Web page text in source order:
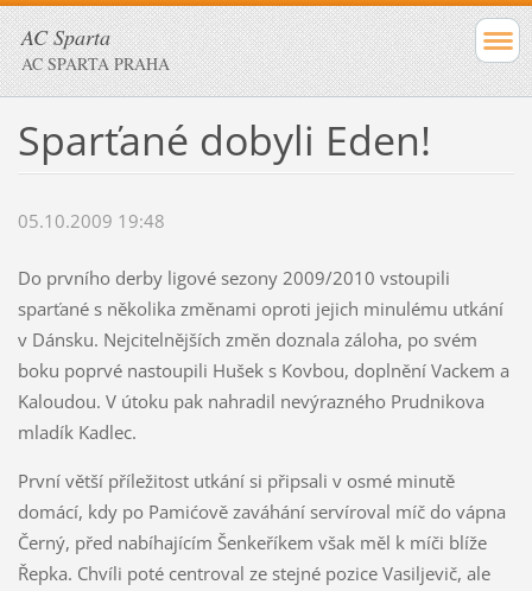
AC Sparta
AC SPARTA PRAHA
Sparťané dobyli Eden!
05.10.2009 19:48
Do prvního derby ligové sezony 2009/2010 vstoupili
sparťané s několika změnami oproti jejich minulému utkání
v Dánsku. Nejcitelnějších změn doznala záloha, po svém
boku poprvé nastoupili Hušek s Kovbou, doplnění Vackem a
Kaloudou. V útoku pak nahradil nevýrazného Prudnikova
mladík Kadlec.
První větší příležitost utkání si připsali v osmé minutě
domácí, kdy po Pamićově zaváhání servíroval míč do vápna
Černý, před nabíhajícím Šenkeříkem však měl k míči blíže
Řepka. Chvíli poté centroval ze stejné pozice Vasiljevič, ale